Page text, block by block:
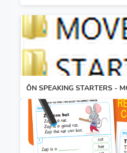
ÔN SPEAKING STARTERS -